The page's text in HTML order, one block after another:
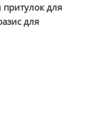
для
для